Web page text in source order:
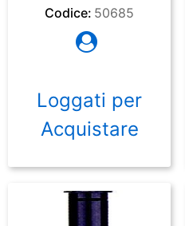
Codice: 50685
Loggati per
Acquistare